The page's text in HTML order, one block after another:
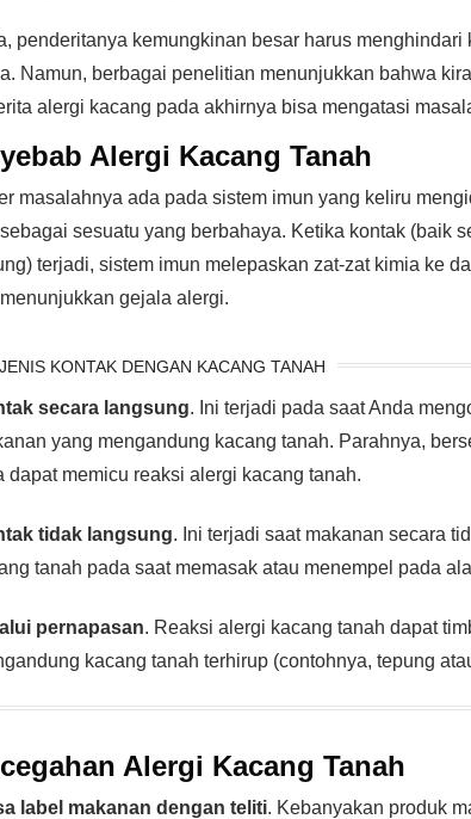
penderitanya kemungkinan besar harus
Namun, berbagai penelitian menunjukkan bahwa
alergi kacang pada akhirnya bisa mengatasi
Alergi Kacang Tanah
masalahnya ada pada sistem imun yang keliru
sesuatu yang berbahaya. Ketika kontak (baik
terjadi, sistem imun melepaskan zat-zat kimia ke
gejala alergi.
KONTAK DENGAN KACANG TANAH
secara langsung. Ini terjadi pada saat Anda
yang mengandung kacang tanah. Parahnya,
dapat memicu reaksi alergi kacang tanah.
tidak langsung. Ini terjadi saat makanan secara
tanah pada saat memasak atau menempel pada
pernapasan. Reaksi alergi kacang tanah dapat
kacang tanah terhirup (contohnya, tepung
Alergi Kacang Tanah
label makanan dengan teliti. Kebanyakan produk